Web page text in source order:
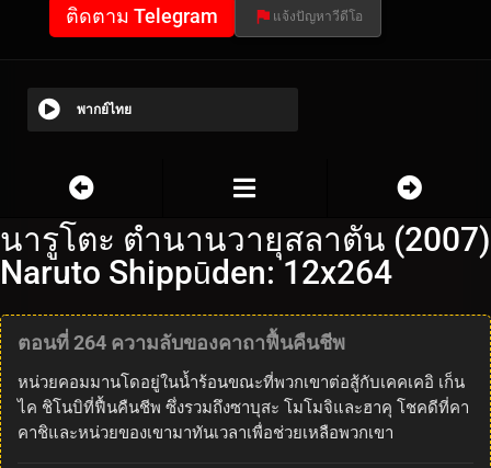
ติดตาม Telegram แจ้งปัญหาวีดีโอ
พากย์ไทย
นารูโตะ ตำนานวายุสลาตัน (2007)
Naruto Shippūden: 12x264
ตอนที่ 264 ความลับของคาถาฟื้นคืนชีพ
หน่วยคอมมานโดอยู่ในน้ำร้อนขณะที่พวกเขาต่อสู้กับเคคเคอิ เก็น
ไค ชิโนบิที่ฟื้นคืนชีพ ซึ่งรวมถึงซาบุสะ โมโมจิและฮาคุ โชคดีที่คา
คาชิและหน่วยของเขามาทันเวลาเพื่อช่วยเหลือพวกเขา